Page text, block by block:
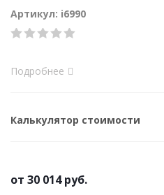
Артикул: i6990
Подробнее
Калькулятор стоимости
от 30 014 руб.